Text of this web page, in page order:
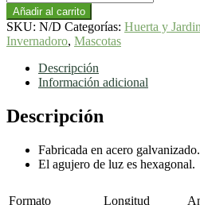
metálica
Gallinera
cantidad
Añadir al carrito
SKU: N/D Categorías: Huerta y Jardin
Invernadoro, Mascotas
Descripción
Información adicional
Descripción
Fabricada en acero galvanizado.
El agujero de luz es hexagonal.
Formato Longitud